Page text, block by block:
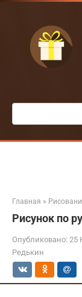
Перейти
контенту
Поиск:
Главная »
Рисунок по
Опубликовано: 25
Редькин